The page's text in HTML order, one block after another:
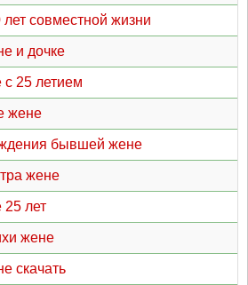
совместной жизни
и дочке
25 летием
жене
бывшей жене
жене
лет
жене
скачать